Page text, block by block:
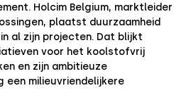
Holcim Belgium, marktleider
plaatst duurzaamheid
al zijn projecten. Dat blijkt
voor het koolstofvrij
en zijn ambitieuze
een milieuvriendelijkere